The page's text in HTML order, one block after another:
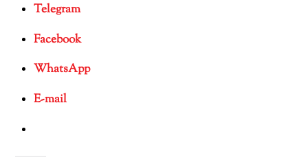
Telegram
Facebook
WhatsApp
E-mail